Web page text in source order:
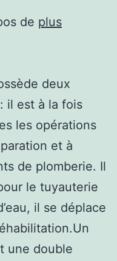
de plus
deux
il est à la fois
les opérations
et à
de plomberie. Il
le tuyauterie
il se déplace
une double